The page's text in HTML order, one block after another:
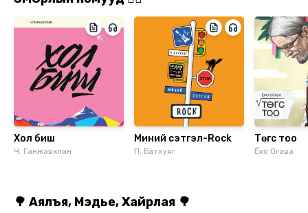
Хол биш
Ч. Ганжавхлан
Миний сэтгэл-Rock
П. Батхуяг
Төгс тоо
Ёко Огава
🌳 Аялъя, Мэдье, Хайрлая 🌳